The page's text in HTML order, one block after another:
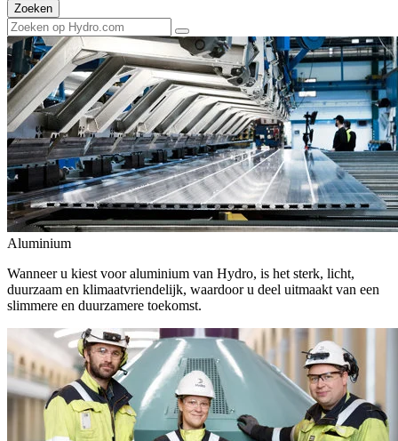
Zoeken
Aluminium
Wanneer u kiest voor aluminium van Hydro, is het sterk, licht,
duurzaam en klimaatvriendelijk, waardoor u deel uitmaakt van een
slimmere en duurzamere toekomst.